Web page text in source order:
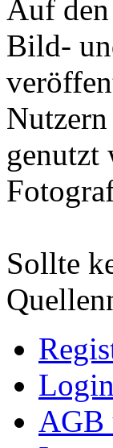
Auf den
Bild-
genutzt
Sollte
Login
AGB